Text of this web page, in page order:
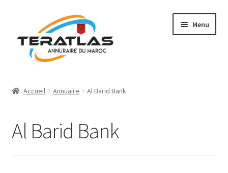
navigation
contenu
Menu
Annuaire
Accueil Annuaire Al Barid Bank
Al Barid Bank